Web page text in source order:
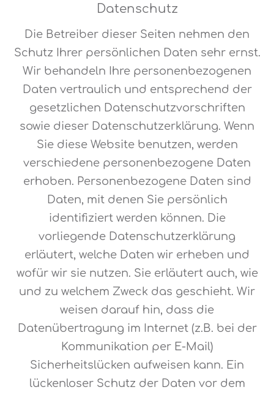
Datenschutz
Die Betreiber dieser Seiten nehmen den
Schutz Ihrer persönlichen Daten sehr ernst.
Wir behandeln Ihre personenbezogenen
Daten vertraulich und entsprechend der
gesetzlichen Datenschutzvorschriften
sowie dieser Datenschutzerklärung. Wenn
Sie diese Website benutzen, werden
verschiedene personenbezogene Daten
erhoben. Personenbezogene Daten sind
Daten, mit denen Sie persönlich
identifiziert werden können. Die
vorliegende Datenschutzerklärung
erläutert, welche Daten wir erheben und
wofür wir sie nutzen. Sie erläutert auch, wie
und zu welchem Zweck das geschieht. Wir
weisen darauf hin, dass die
Datenübertragung im Internet (z.B. bei der
Kommunikation per E-Mail)
Sicherheitslücken aufweisen kann. Ein
lückenloser Schutz der Daten vor dem